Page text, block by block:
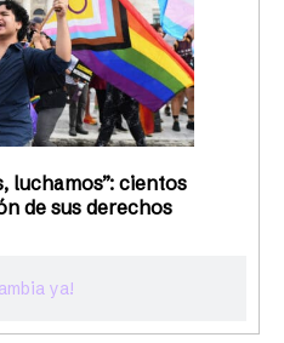
ya!
luchamos”: cientos
de sus derechos